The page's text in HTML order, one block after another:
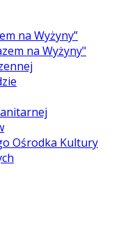
na Wyżyny”
na Wyżyny"
Ośrodka Kultury